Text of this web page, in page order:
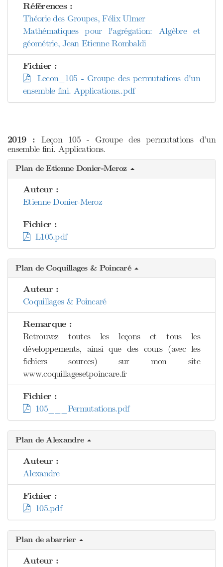
Références :
Théorie des Groupes, Félix Ulmer
Mathématiques pour l'agrégation: Algèbre et
géométrie, Jean Etienne Rombaldi
Fichier :
Lecon_105 - Groupe des permutations d'un
ensemble fini. Applications..pdf
2019 : Leçon 105 - Groupe des permutations d’un
ensemble fini. Applications.
Plan de Etienne Donier-Meroz
Auteur :
Etienne Donier-Meroz
Fichier :
L105.pdf
Plan de Coquillages & Poincaré
Auteur :
Coquillages & Poincaré
Remarque :
Retrouvez toutes les leçons et tous les
développements, ainsi que des cours (avec les
fichiers sources) sur mon site
www.coquillagesetpoincare.fr
Fichier :
105___Permutations.pdf
Plan de Alexandre
Auteur :
Alexandre
Fichier :
105.pdf
Plan de abarrier
Auteur :